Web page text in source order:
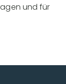
und für